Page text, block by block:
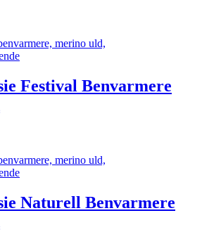
Festival Benvarmere
Naturell Benvarmere